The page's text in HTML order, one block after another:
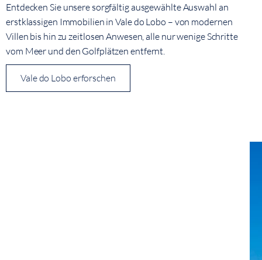
Entdecken Sie unsere sorgfältig ausgewählte Auswahl an
erstklassigen Immobilien in Vale do Lobo – von modernen
Villen bis hin zu zeitlosen Anwesen, alle nur wenige Schritte
vom Meer und den Golfplätzen entfernt.
Vale do Lobo erforschen